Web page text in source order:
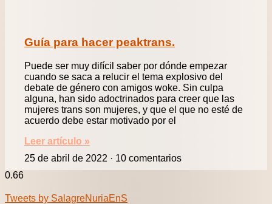
Guía para hacer peaktrans.
Puede ser muy difícil saber por dónde empezar
cuando se saca a relucir el tema explosivo del
debate de género con amigos woke. Sin culpa
alguna, han sido adoctrinados para creer que las
mujeres trans son mujeres, y que el que no esté de
acuerdo debe estar motivado por el
Leer artículo »
25 de abril de 2022
10 comentarios
Tweets by SalagreNuriaEnS